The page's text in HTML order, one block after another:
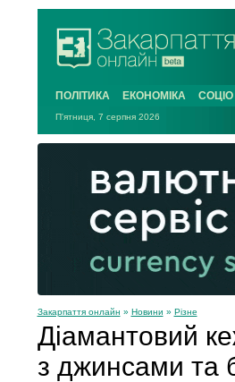
ПОЛІТИКА ЕКОНОМІКА СОЦІО
П'ятниця, 7 серпня 2026
Закарпаття онлайн » Новини » Різне
Діамантовий
з джинсами та